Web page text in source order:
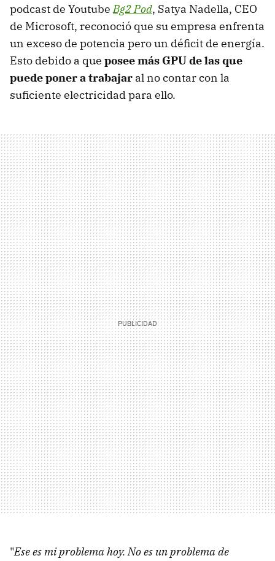
podcast de YoutubeBg2 Pod, Satya Nadella, CEO
de Microsoft, reconoció que su empresa enfrenta
un exceso de potencia pero un déficit de energía.
Esto debido a que posee más GPU de las que
puede poner a trabajar al no contar con la
suficiente electricidad para ello.
"Ese es mi problema hoy. No es un problema de